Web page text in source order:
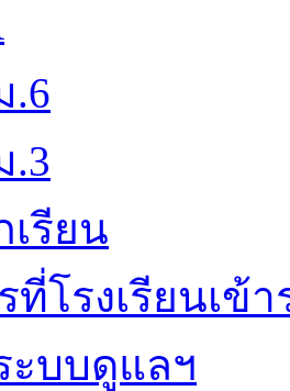
.6
.3
รียน
ที่โรงเรียนเข้
ะบบดูแลฯ